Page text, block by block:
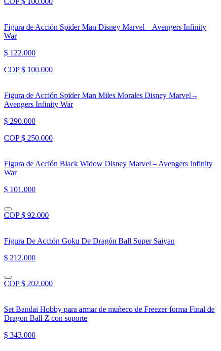
Figura de Acción Spider Man Disney Marvel – Avengers Infinity
War
$ 122.000
COP $ 100.000
Figura de Acción Spider Man Miles Morales Disney Marvel –
Avengers Infinity War
$ 290.000
COP $ 250.000
Figura de Acción Black Widow Disney Marvel – Avengers Infinity
War
$ 101.000
COP $ 92.000
Figura De Acción Goku De Dragón Ball Super Saiyan
$ 212.000
COP $ 202.000
Set Bandai Hobby para armar de muñeco de Freezer forma Final de
Dragon Ball Z con soporte
$ 343.000